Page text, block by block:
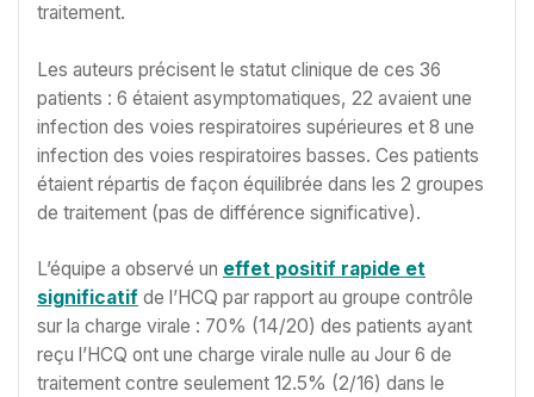
traitement.
Les auteurs précisent le statut clinique de ces 36
patients : 6 étaient asymptomatiques, 22 avaient une
infection des voies respiratoires supérieures et 8 une
infection des voies respiratoires basses. Ces patients
étaient répartis de façon équilibrée dans les 2 groupes
de traitement (pas de différence significative).
L’équipe a observé un effet positif rapide et
significatif de l’HCQ par rapport au groupe contrôle
sur la charge virale : 70% (14/20) des patients ayant
reçu l’HCQ ont une charge virale nulle au Jour 6 de
traitement contre seulement 12.5% (2/16) dans le